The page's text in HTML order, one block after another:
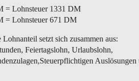
= Lohnsteuer 1331 DM
= Lohnsteuer 671 DM
Lohnanteil setzt sich zusammen aus:
Feiertagslohn, Urlaubslohn,